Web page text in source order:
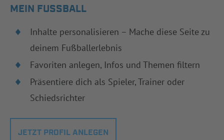
MEIN FUSSBALL
Inhalte personalisieren – Mache diese Seite zu
deinem Fußballerlebnis
Favoriten anlegen, Infos und Themen filtern
Präsentiere dich als Spieler, Trainer oder
Schiedsrichter
JETZT PROFIL ANLEGEN